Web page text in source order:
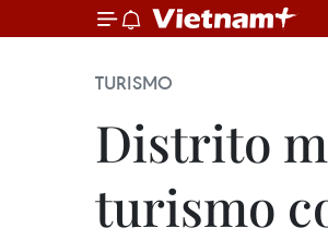
TURISMO
Distrito
turismo